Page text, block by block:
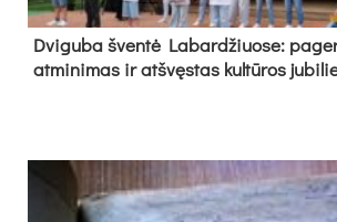
Dvi­gu­ba šven­tė La­bar­džiuo­se:
at­mi­ni­mas ir at­švęs­tas kul­tū­ros